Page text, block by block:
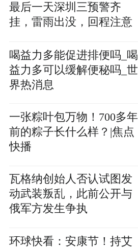
最后一天深圳三预警齐
挂，雷雨出没，回程注意
喝益力多能促进排便吗_喝
益力多可以缓解便秘吗_世
界热消息
一张粽叶包万物！700多年
前的粽子长什么样？|焦点
快播
瓦格纳创始人否认试图发
动武装叛乱，此前公开与
俄军方发生争执
环球快看：安康节！持艾